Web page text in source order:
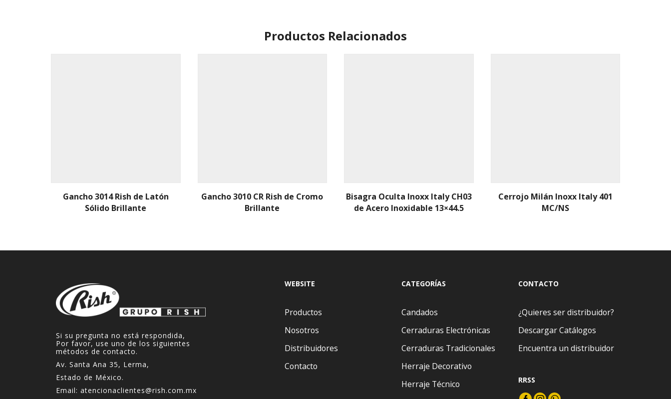
Productos Relacionados
Gancho 3014 Rish de Latón
Sólido Brillante
Gancho 3010 CR Rish de Cromo
Brillante
Bisagra Oculta Inoxx Italy CH03
de Acero Inoxidable 13×44.5
Cerrojo Milán Inoxx Italy 401
MC/NS
Si su pregunta no está respondida,
Por favor, use uno de los siguientes
métodos de contacto.
Av. Santa Ana 35, Lerma,
Estado de México.
Email: atencionaclientes@rish.com.mx
WEBSITE
Productos
Nosotros
Distribuidores
Contacto
CATEGORÍAS
Candados
Cerraduras Electrónicas
Cerraduras Tradicionales
Herraje Decorativo
Herraje Técnico
CONTACTO
¿Quieres ser distribuidor?
Descargar Catálogos
Encuentra un distribuidor
RRSS